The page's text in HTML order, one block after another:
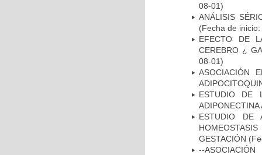
08-01)
ANÁLISIS
(Fecha de
EFECTO DE
CEREBRO ¿
08-01)
ASOCIACIÓN
ESTUDIO DE
ESTUDIO DE
GESTACIÓN
--